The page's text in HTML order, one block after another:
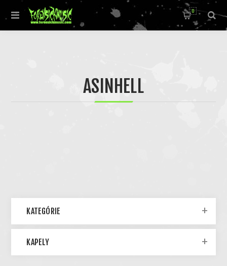
0
ASINHELL
KATEGÓRIE
KAPELY